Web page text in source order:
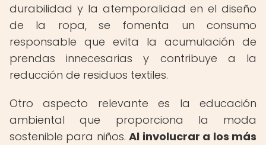
durabilidad y la atemporalidad en el diseño
de la ropa, se fomenta un consumo
responsable que evita la acumulación de
prendas innecesarias y contribuye a la
reducción de residuos textiles.
Otro aspecto relevante es la educación
ambiental que proporciona la moda
sostenible para niños.Al involucrar a los más